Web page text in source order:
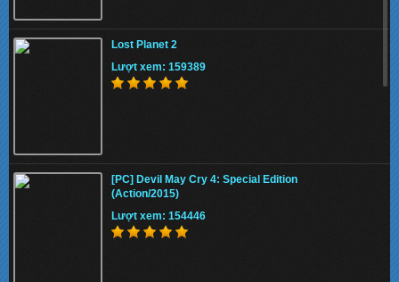
Lost Planet 2
Lượt xem: 159389
[PC] Devil May Cry 4: Special Edition
(Action/2015)
Lượt xem: 154446